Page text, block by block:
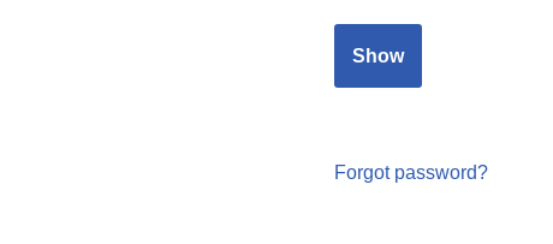
Show
Forgot password?